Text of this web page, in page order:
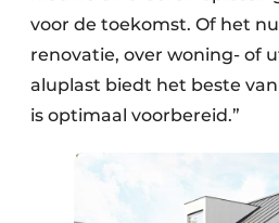
voor de toekomst. Of het
renovatie, over woning- of
aluplast biedt het beste
is optimaal voorbereid.”